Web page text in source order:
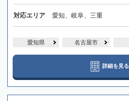
対応エリア 愛知、岐阜、三重
愛知県 名古屋市
詳細を見る